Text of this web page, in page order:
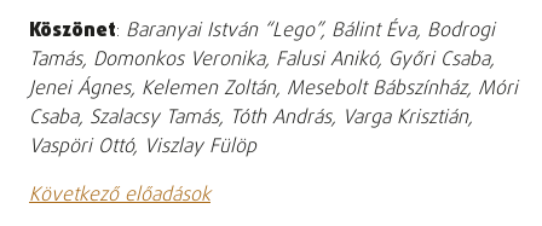
Köszönet: Baranyai István “Lego”, Bálint Éva, Bodrogi
Tamás, Domonkos Veronika, Falusi Anikó, Győri Csaba,
Jenei Ágnes, Kelemen Zoltán, Mesebolt Bábszínház, Móri
Csaba, Szalacsy Tamás, Tóth András, Varga Krisztián,
Vaspöri Ottó, Viszlay Fülöp
Következő előadások